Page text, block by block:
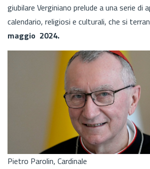
giubilare Verginiano prelude a una serie di
calendario, religiosi e culturali, che si
maggio 2024.
Pietro Parolin, Cardinale